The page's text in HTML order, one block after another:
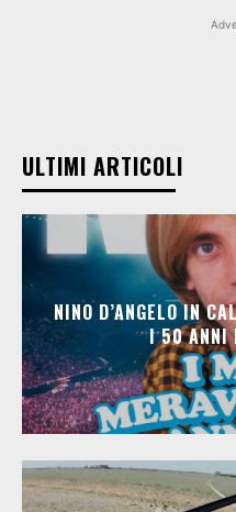
ULTIMI ARTICOLI
NINO D’ANGELO IN
I 50 ANNI